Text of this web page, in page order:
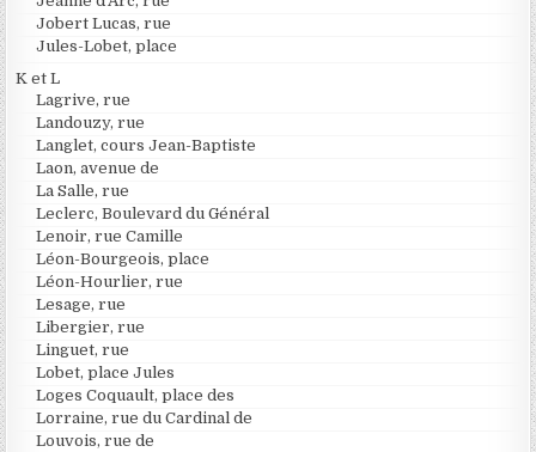
Jobert Lucas, rue
Jules-Lobet, place
K et L
Lagrive, rue
Landouzy, rue
Langlet, cours Jean-Baptiste
Laon, avenue de
La Salle, rue
Leclerc, Boulevard du Général
Lenoir, rue Camille
Léon-Bourgeois, place
Léon-Hourlier, rue
Lesage, rue
Libergier, rue
Linguet, rue
Lobet, place Jules
Loges Coquault, place des
Lorraine, rue du Cardinal de
Louvois, rue de